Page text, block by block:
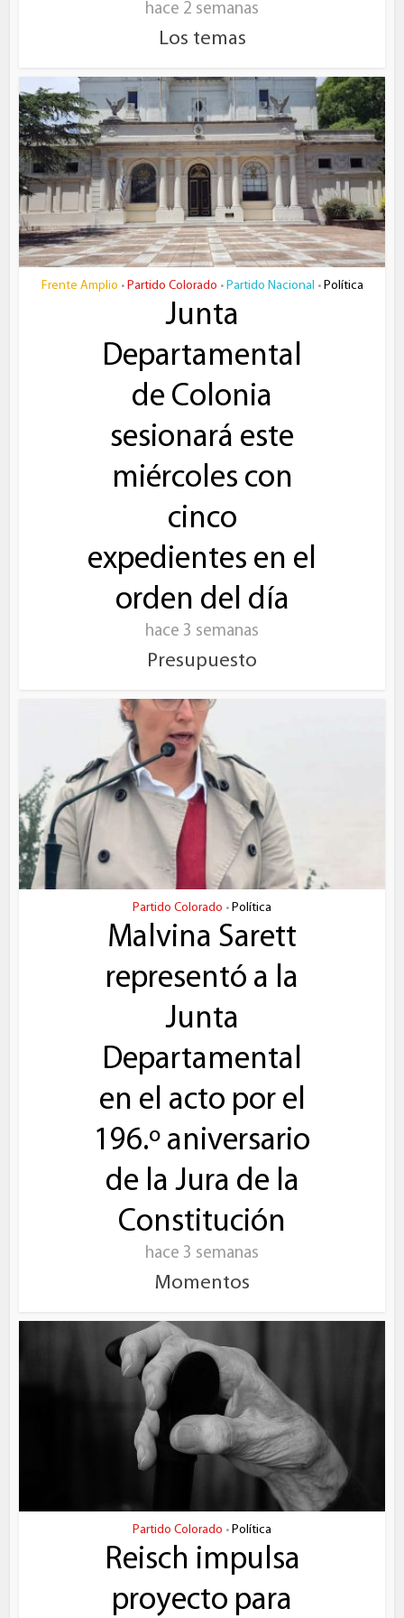
hace 2 semanas
Los temas
Frente Amplio • Partido Colorado • Partido Nacional • Política
Junta
Departamental
de Colonia
sesionará este
miércoles con
cinco
expedientes en el
orden del día
hace 3 semanas
Presupuesto
Partido Colorado • Política
Malvina Sarett
representó a la
Junta
Departamental
en el acto por el
196.º aniversario
de la Jura de la
Constitución
hace 3 semanas
Momentos
Partido Colorado • Política
Reisch impulsa
proyecto para